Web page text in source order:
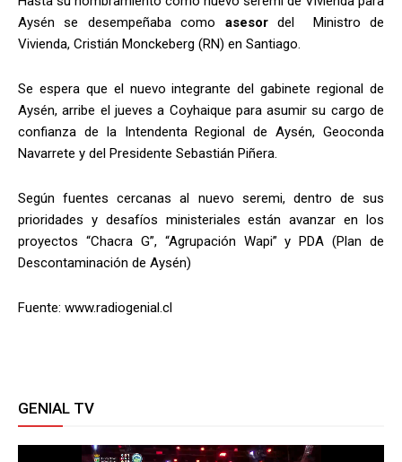
Aysén se desempeñaba como asesordel Ministro de
Vivienda, Cristián Monckeberg (RN) en Santiago.
Se espera que el nuevo integrante del gabinete regional de
Aysén, arribe el jueves a Coyhaique para asumir su cargo de
confianza de la Intendenta Regional de Aysén, Geoconda
Navarrete y del Presidente Sebastián Piñera.
Según fuentes cercanas al nuevo seremi, dentro de sus
prioridades y desafíos ministeriales están avanzar en los
proyectos “Chacra G”, “Agrupación Wapi” y PDA (Plan de
Descontaminación de Aysén)
Fuente: www.radiogenial.cl
GENIAL TV